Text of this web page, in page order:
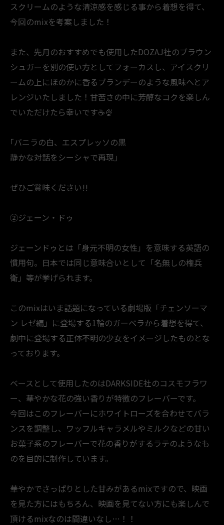
スクリームのような清涼感を感じる事から着想を得て、
今回のmixを考案しました！
また、先月のおすすめでも使用したDOZAJ社のブラウン
シュガーを別の使い方としてフォーカスし、アイスクリ
ームの上にほのかに香るブランデーのような風味へとア
レンジいたしました！甘苦さの中に芳醇なコクを楽しん
でいただけたら幸いです☕️🍨
｢バニラの白、エスプレッソの黒
静かな対話をシーシャで再現｣
ぜひご賞味ください!!
②ジェーン・ドゥ
ジェーンドゥとは「身元不明の女性」を意味する英語の
慣用句。日本では同じ意味合いとして「名無しの権兵
衛」等が挙げられます。
このmixはいま話題になっている劇場版「チェンソーマ
ン レゼ編」に登場する1輪のガーベラから着想を得て、
劇中に登場する正体不明の少女をイメージしたものとな
っております。
ベースとして使用したのはDARKSIDE社のコスモフラワ
ー、華やかな花の強い香りが特徴のフレーバーです。
今回はこのフレーバーにホワイトローズを合わせてバラ
ンスを調整し、ワッフルキャラメルやミルクなどの甘い
お菓子系のフレーバーで花の香りがするラテのようなも
のを目的に制作しています。
華やかでさっぱりとした甘みがあるmixですので、映画
を見た方にはもちろん、映画を見てない方にも楽しんで
頂けるmixなのは間違いなし…！！